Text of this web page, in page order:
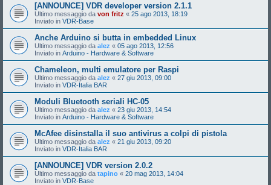
[ANNOUNCE] VDR developer version 2.1.1
Ultimo messaggio da von fritz « 25 ago 2013, 18:19
Inviato in VDR-Base
Anche Arduino si butta in embedded Linux
Ultimo messaggio da alez « 05 ago 2013, 12:56
Inviato in Arduino - Hardware & Software
Chameleon, multi emulatore per Raspi
Ultimo messaggio da alez « 27 giu 2013, 09:00
Inviato in VDR-Italia BAR
Moduli Bluetooth seriali HC-05
Ultimo messaggio da alez « 23 giu 2013, 14:54
Inviato in Arduino - Hardware & Software
McAfee disinstalla il suo antivirus a colpi di pistola
Ultimo messaggio da alez « 21 giu 2013, 09:20
Inviato in VDR-Italia BAR
[ANNOUNCE] VDR version 2.0.2
Ultimo messaggio da tapino « 20 mag 2013, 14:04
Inviato in VDR-Base